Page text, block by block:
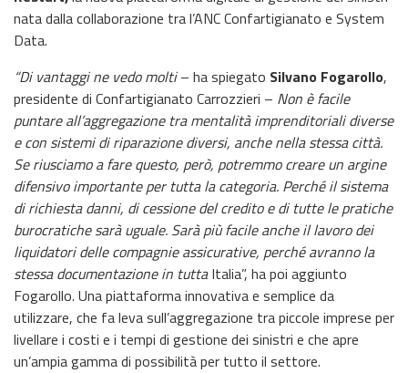
nata dalla collaborazione tra l’ANC Confartigianato e System
Data.
“Di vantaggi ne vedo molti– ha spiegato Silvano Fogarollo,
presidente di Confartigianato Carrozzieri – Non è facile
puntare all’aggregazione tra mentalità imprenditoriali diverse
e con sistemi di riparazione diversi, anche nella stessa città.
Se riusciamo a fare questo, però, potremmo creare un argine
difensivo importante per tutta la categoria. Perché il sistema
di richiesta danni, di cessione del credito e di tutte le pratiche
burocratiche sarà uguale. Sarà più facile anche il lavoro dei
liquidatori delle compagnie assicurative, perché avranno la
stessa documentazione in tuttaItalia”, ha poi aggiunto
Fogarollo. Una piattaforma innovativa e semplice da
utilizzare, che fa leva sull’aggregazione tra piccole imprese per
livellare i costi e i tempi di gestione dei sinistri e che apre
un’ampia gamma di possibilità per tutto il settore.